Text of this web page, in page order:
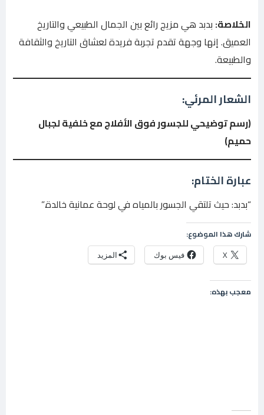
الخلاصة: بدبد هي مزيج رائع بين الجمال الطبيعي والتاريخ
العميق. إنها وجهة تقدم تجربة فريدة لعشاق التاريخ والثقافة
والطبيعة.
الشعار المرئي:
(رسم توضيحي للجسور فوق الأفلاج مع خلفية لجبال
حميم)
عبارة الختام:
“بدبد: حيث تلتقي الجسور بالمياه في لوحة عمانية خالدة.”
شارك هذا الموضوع:
X فيس بوك المزيد
معجب بهذه: